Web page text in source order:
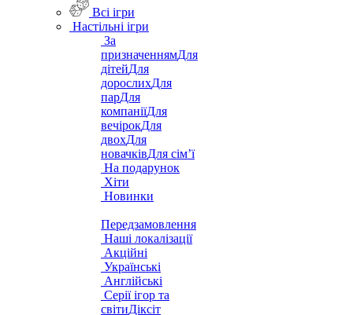
Всі ігри
Настільні ігри
За
призначеннямДля
дітейДля
дорослихДля
парДля
компаніїДля
вечірокДля
двохДля
новачківДля сім’ї
На подарунок
Хіти
Новинки
Передзамовлення
Наші локалізації
Акційні
Українські
Англійські
Серії ігор та
світиДіксіт